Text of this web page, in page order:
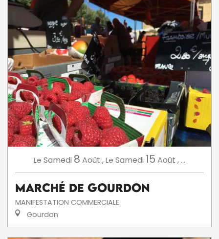
Le Samedi 8 Août ,Le Samedi 15 Août , ...
Marché de Gourdon
MANIFESTATION COMMERCIALE
Gourdon